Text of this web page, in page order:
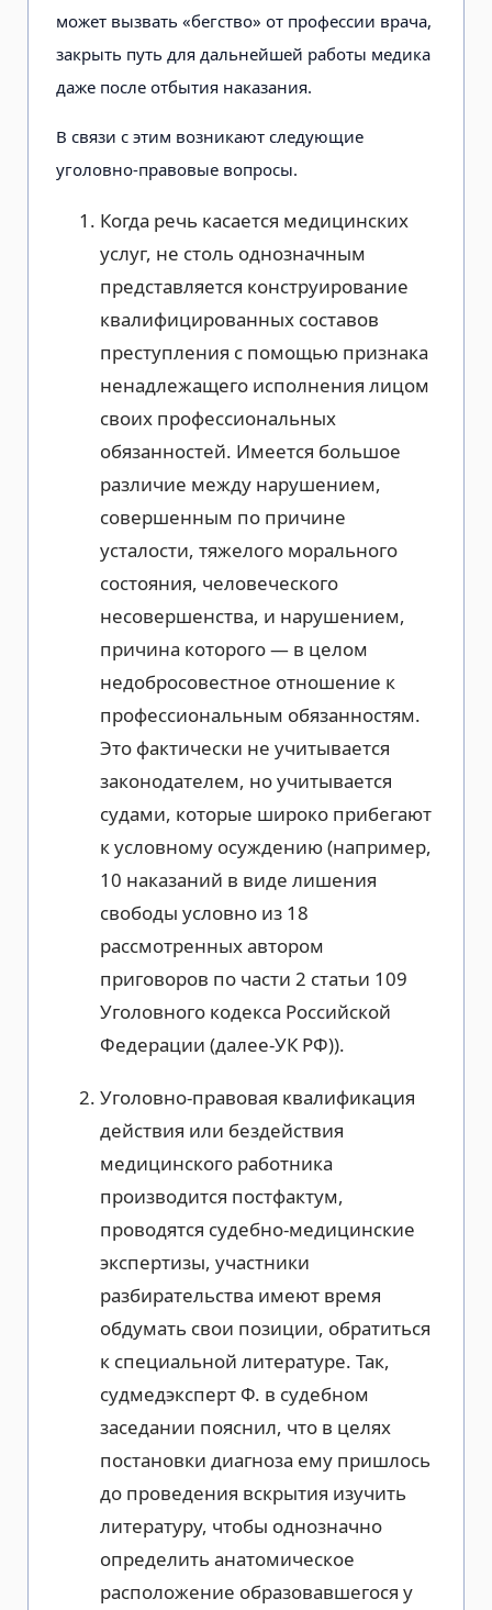
может вызвать «бегство» от профессии врача,
закрыть путь для дальнейшей работы медика
даже после отбытия наказания.
В связи с этим возникают следующие
уголовно-правовые вопросы.
Когда речь касается медицинских
услуг, не столь однозначным
представляется конструирование
квалифицированных составов
преступления с помощью признака
ненадлежащего исполнения лицом
своих профессиональных
обязанностей. Имеется большое
различие между нарушением,
совершенным по причине
усталости, тяжелого морального
состояния, человеческого
несовершенства, и нарушением,
причина которого — в целом
недобросовестное отношение к
профессиональным обязанностям.
Это фактически не учитывается
законодателем, но учитывается
судами, которые широко прибегают
к условному осуждению (например,
10 наказаний в виде лишения
свободы условно из 18
рассмотренных автором
приговоров по части 2 статьи 109
Уголовного кодекса Российской
Федерации (далее-УК РФ)).
Уголовно-правовая квалификация
действия или бездействия
медицинского работника
производится постфактум,
проводятся судебно-медицинские
экспертизы, участники
разбирательства имеют время
обдумать свои позиции, обратиться
к специальной литературе. Так,
судмедэксперт Ф. в судебном
заседании пояснил, что в целях
постановки диагноза ему пришлось
до проведения вскрытия изучить
литературу, чтобы однозначно
определить анатомическое
расположение образовавшегося у